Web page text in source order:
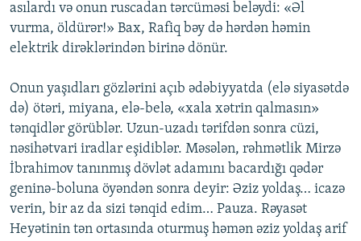
asılardı və onun ruscadan tərcüməsi beləydi: «Əl
vurma, öldürər!» Bax, Rafiq bəy də hərdən həmin
elektrik dirəklərindən birinə dönür.
Onun yaşıdları gözlərini açıb ədəbiyyatda (elə siyasətdə
də) ötəri, miyana, elə-belə, «xala xətrin qalmasın»
tənqidlər görüblər. Uzun-uzadı tərifdən sonra cüzi,
nəsihətvari iradlar eşidiblər. Məsələn, rəhmətlik Mirzə
İbrahimov tanınmış dövlət adamını bacardığı qədər
geninə-boluna öyəndən sonra deyir: Əziz yoldaş… icazə
verin, bir az da sizi tənqid edim… Pauza. Rəyasət
Heyətinin tən ortasında oturmuş həmən əziz yoldaş arif